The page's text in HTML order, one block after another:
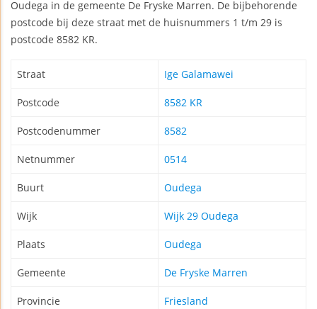
Oudega in de gemeente De Fryske Marren. De bijbehorende
postcode bij deze straat met de huisnummers 1 t/m 29 is
postcode 8582 KR.
Straat Ige Galamawei
Postcode 8582 KR
Postcodenummer 8582
Netnummer 0514
Buurt Oudega
Wijk Wijk 29 Oudega
Plaats Oudega
Gemeente De Fryske Marren
Provincie Friesland